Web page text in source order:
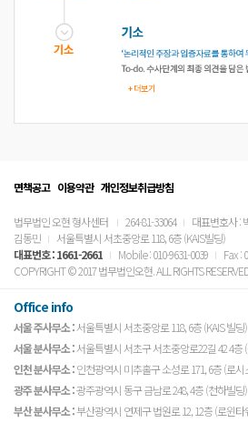
면책공고 이용약관 개인정보취급방침
법무법인 오현 형사센터 264-81-33064 대표변호사 :
김동민
서울특별시 서초중앙로 118, 6층 (KAIS빌딩)
대표번호 :1661-2661 Mobile : 010-9631-0039
Fax :
COPYRIGHT © 2017 법무법인오현. ALL RIGHTS
Office info
서울 주사무소 :서울특별시 서초중앙로 118, 6층 (KAIS 빌딩)
서울 분사무소 :서울특별시 서초구 서초중앙로22길 42 4층
인천 분사무소 :인천광역시 미추홀구 소성로 171, 6층 (로
광주 분사무소 :광주광역시 동구 금남로 248, 4층 (천하빌딩)
부산 분사무소 :부산광역시 연제구 법원로 12, 12층 (로윈타